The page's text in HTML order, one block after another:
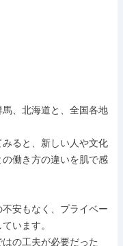
、北海道と、全国各地
ると、新しい人や文化
働き方の違いを肌で感
安もなく、プライベー
います。
の工夫が必要だった